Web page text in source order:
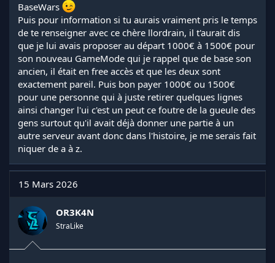
BaseWars
Puis pour information si tu aurais vraiment pris le temps
de te renseigner avec ce chère llordrain, il t'aurait dis
que je lui avais proposer au départ 1000€ à 1500€ pour
son nouveau GameMode qui je rappel que de base son
ancien, il était en free accès et que les deux sont
exactement pareil. Puis bon payer 1000€ ou 1500€
pour une personne qui à juste retirer quelques lignes
ainsi changer l'ui c'est un peut ce foutre de la gueule des
gens surtout qu'il avait déjà donner une partie à un
autre serveur avant donc dans l'histoire, je me serais fait
niquer de a à z.
15 Mars 2026
OR3K4N
StraLike